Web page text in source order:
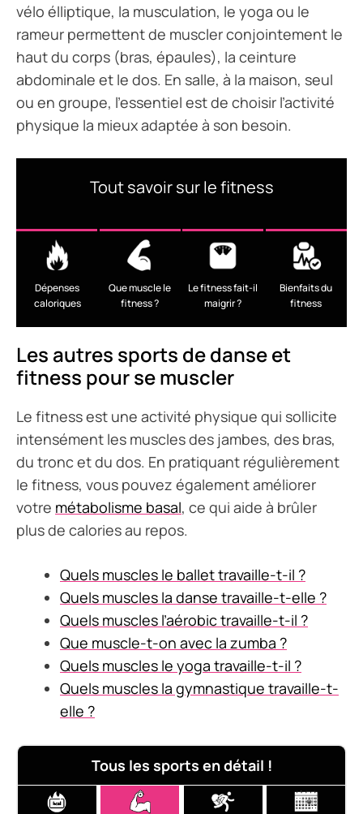
vélo élliptique, la musculation, le yoga ou le
rameur permettent de muscler conjointement le
haut du corps (bras, épaules), la ceinture
abdominale et le dos. En salle, à la maison, seul
ou en groupe, l’essentiel est de choisir l’activité
physique la mieux adaptée à son besoin.
Tout savoir sur le fitness
Dépenses
caloriques
Que muscle le
fitness ?
Le fitness fait-il
maigrir ?
Bienfaits du
fitness
Les autres sports de danse et
fitness pour se muscler
Le fitness est une activité physique qui sollicite
intensément les muscles des jambes, des bras,
du tronc et du dos. En pratiquant régulièrement
le fitness, vous pouvez également améliorer
votre métabolisme basal, ce qui aide à brûler
plus de calories au repos.
Quels muscles le ballet travaille-t-il ?
Quels muscles la danse travaille-t-elle ?
Quels muscles l’aérobic travaille-t-il ?
Que muscle-t-on avec la zumba ?
Quels muscles le yoga travaille-t-il ?
Quels muscles la gymnastique travaille-t-
elle ?
Tous les sports en détail !